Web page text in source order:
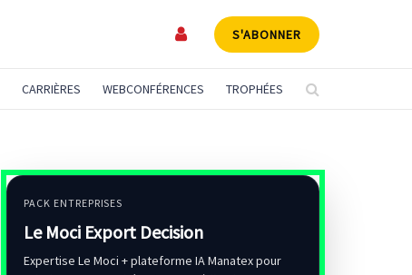
S'ABONNER
CARRIÈRES WEBCONFÉRENCES TROPHÉES
PACK ENTREPRISES
Le Moci Export Decision
Expertise Le Moci + plateforme IA Manatex pour